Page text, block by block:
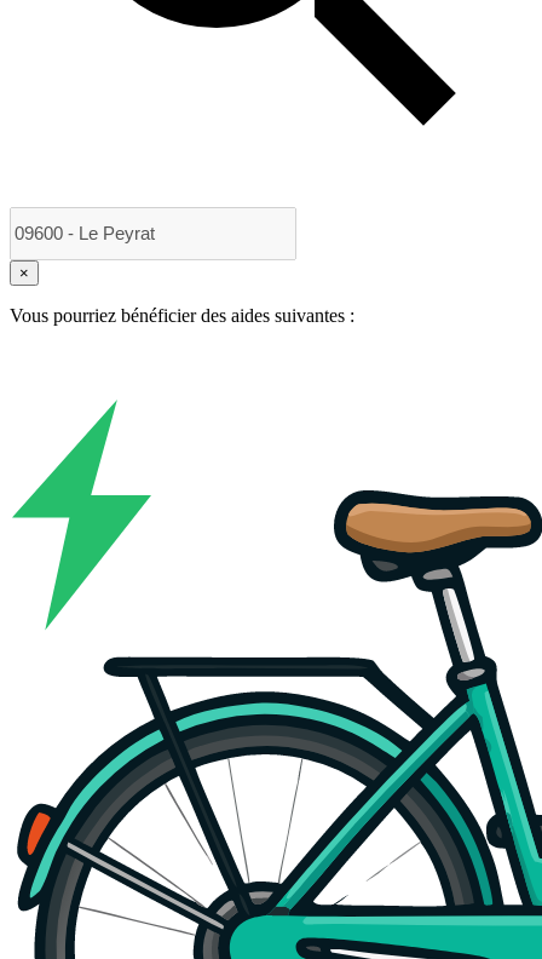
×
Vous pourriez bénéficier des aides suivantes :